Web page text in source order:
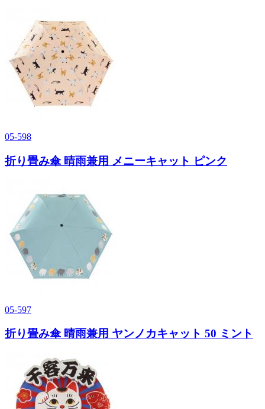
05-598
折り畳み傘 晴雨兼用 メニーキャット ピンク
05-597
折り畳み傘 晴雨兼用 ヤンノカキャット 50 ミント